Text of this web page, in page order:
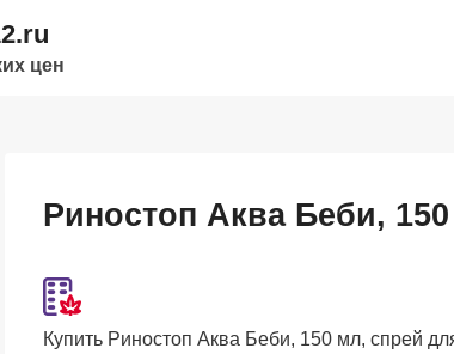
цен
Риностоп Аква Беби,
Купить Риностоп Аква Беби, 150 мл, спрей